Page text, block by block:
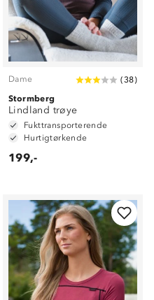
Dame (38)
Stormberg
Lindland trøye
Fukttransporterende
Hurtigtørkende
199,-